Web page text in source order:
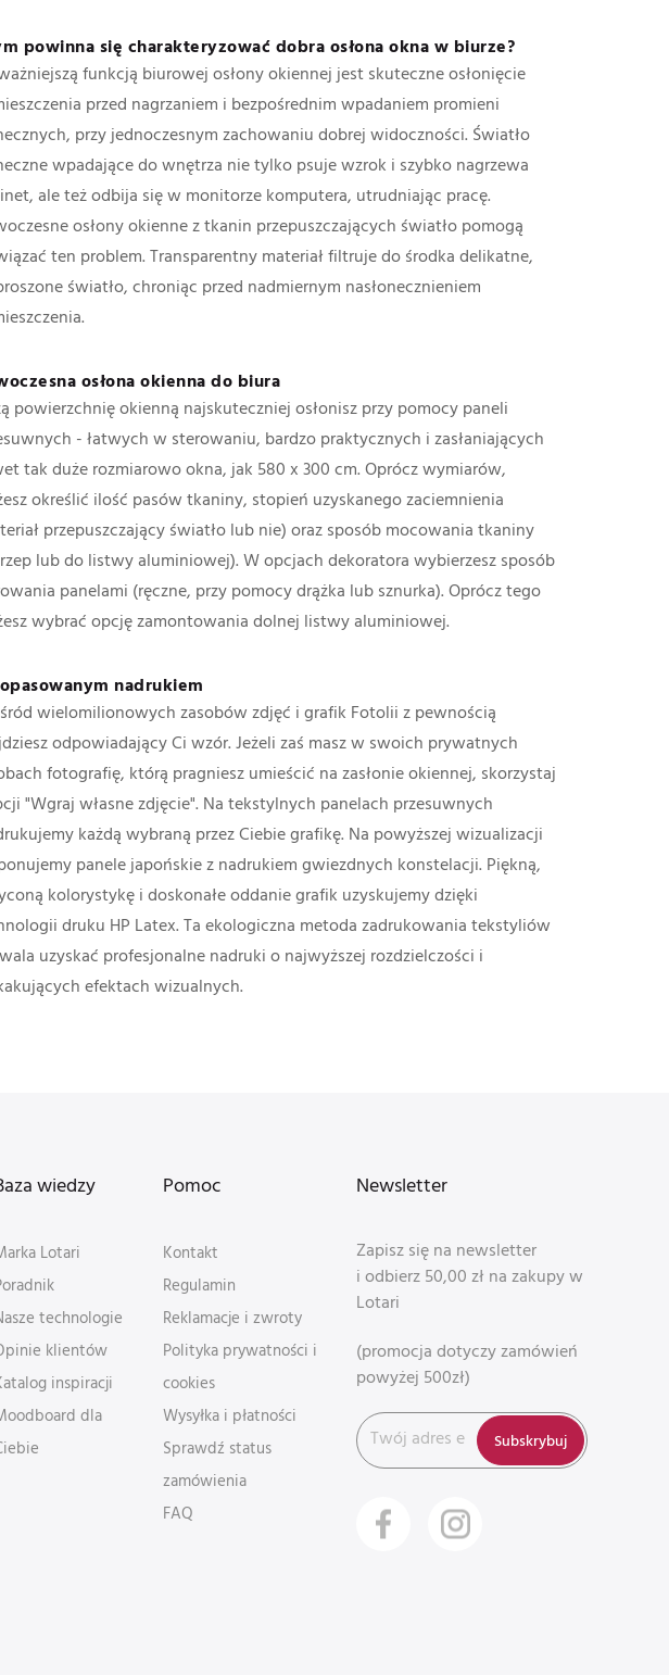
powinna się charakteryzować dobra osłona okna w biurze?
funkcją biurowej osłony okiennej jest skuteczne osłonięcie
przed nagrzaniem i bezpośrednim wpadaniem promieni
przy jednoczesnym zachowaniu dobrej widoczności. Światło
wpadające do wnętrza nie tylko psuje wzrok i szybko nagrzewa
ale też odbija się w monitorze komputera, utrudniając pracę.
osłony okienne z tkanin przepuszczających światło pomogą
ten problem. Transparentny materiał filtruje do środka delikatne,
światło, chroniąc przed nadmiernym nasłonecznieniem
osłona okienna do biura
powierzchnię okienną najskuteczniej osłonisz przy pomocy paneli
- łatwych w sterowaniu, bardzo praktycznych i zasłaniających
tak duże rozmiarowo okna, jak 580 x 300 cm. Oprócz wymiarów,
określić ilość pasów tkaniny, stopień uzyskanego zaciemnienia
przepuszczający światło lub nie) oraz sposób mocowania tkaniny
lub do listwy aluminiowej). W opcjach dekoratora wybierzesz sposób
panelami (ręczne, przy pomocy drążka lub sznurka). Oprócz tego
wybrać opcję zamontowania dolnej listwy aluminiowej.
nadrukiem
wielomilionowych zasobów zdjęć i grafik Fotolii z pewnością
odpowiadający Ci wzór. Jeżeli zaś masz w swoich prywatnych
fotografię, którą pragniesz umieścić na zasłonie okiennej, skorzystaj
"Wgraj własne zdjęcie". Na tekstylnych panelach przesuwnych
każdą wybraną przez Ciebie grafikę. Na powyższej wizualizacji
panele japońskie z nadrukiem gwiezdnych konstelacji. Piękną,
kolorystykę i doskonałe oddanie grafik uzyskujemy dzięki
druku HP Latex. Ta ekologiczna metoda zadrukowania tekstyliów
uzyskać profesjonalne nadruki o najwyższej rozdzielczości i
efektach wizualnych.
wiedzy
Lotari
technologie
klientów
inspiracji
dla
Pomoc
Kontakt
Regulamin
Reklamacje i zwroty
Polityka prywatności i
cookies
Wysyłka i płatności
Sprawdź status
zamówienia
FAQ
Newsletter
Zapisz się na newsletter
i odbierz 50,00 zł na zakupy w
Lotari
(promocja dotyczy zamówień
powyżej 500zł)
Subskrybuj